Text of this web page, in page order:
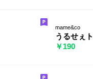
mame&co
うるせぇ
￥190